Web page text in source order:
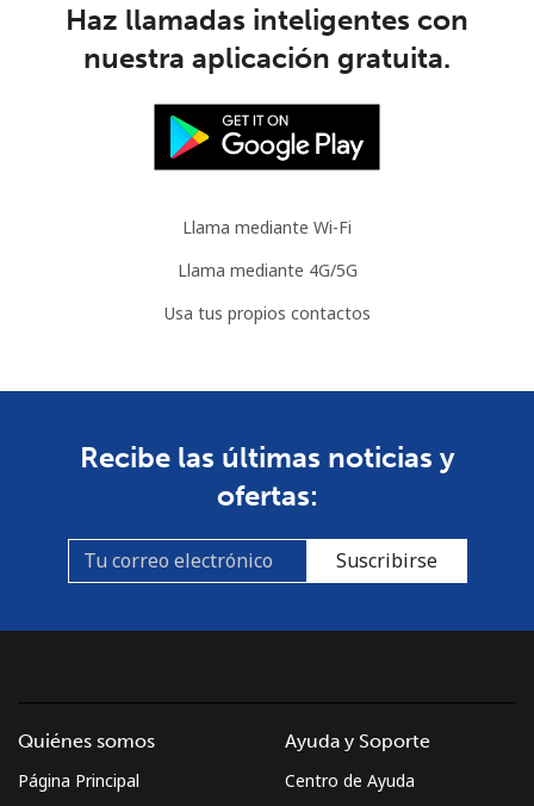
Haz llamadas inteligentes con
nuestra aplicación gratuita.
Llama mediante Wi-Fi
Llama mediante 4G/5G
Usa tus propios contactos
Recibe las últimas noticias y
ofertas:
Suscribirse
Quiénes somos
Página Principal
Ayuda y Soporte
Centro de Ayuda